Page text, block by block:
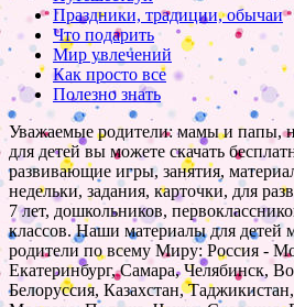
Праздники, традиции, обычаи
Что подарить
Мир увлечений
Как просто все
Полезно знать
Уважаемые родители: мамы и папы,
для детей вы можете скачать
развивающие игры, занятия,
недельки, задания, карточки, для
7 лет, дошкольников,
классов. Наши материалы для детей
родители по всему Миру: Россия -
Екатеринбург, Самара, Челябинск,
Белоруссия, Казахстан,